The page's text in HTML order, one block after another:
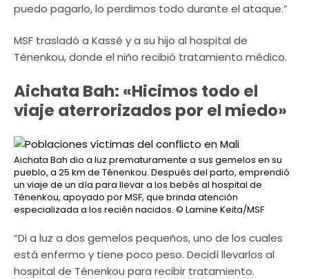
puedo pagarlo, lo perdimos todo durante el ataque.”
MSF trasladó a Kassé y a su hijo al hospital de
Ténenkou, donde el niño recibió tratamiento médico.
Aichata Bah: «Hicimos todo el
viaje aterrorizados por el miedo»
Aichata Bah dio a luz prematuramente a sus gemelos en su
pueblo, a 25 km de Ténenkou. Después del parto, emprendió
un viaje de un día para llevar a los bebés al hospital de
Ténenkou, apoyado por MSF, que brinda atención
especializada a los recién nacidos. © Lamine Keita/MSF
“Di a luz a dos gemelos pequeños, uno de los cuales
está enfermo y tiene poco peso. Decidí llevarlos al
hospital de Ténenkou para recibir tratamiento.